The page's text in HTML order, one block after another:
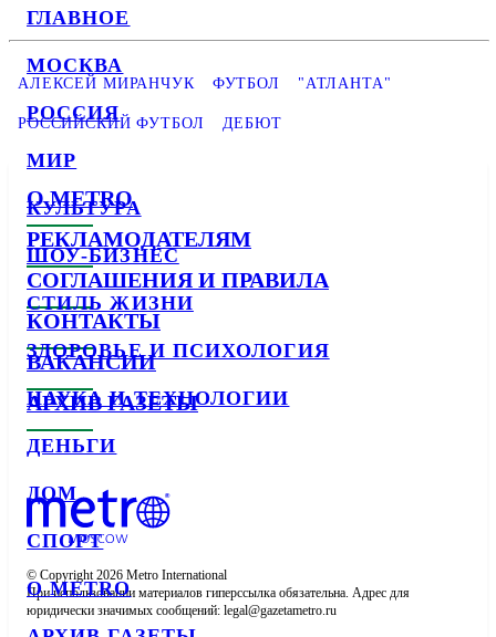
ГЛАВНОЕ
МОСКВА
РОССИЯ
МИР
КУЛЬТУРА
ШОУ-БИЗНЕС
СТИЛЬ ЖИЗНИ
ЗДОРОВЬЕ И ПСИХОЛОГИЯ
НАУКА И ТЕХНОЛОГИИ
ДЕНЬГИ
ДОМ
СПОРТ
О METRO
АЛЕКСЕЙ МИРАНЧУК ФУТБОЛ "АТЛАНТА"
РОССИЙСКИЙ ФУТБОЛ ДЕБЮТ
О METRO
РЕКЛАМОДАТЕЛЯМ
СОГЛАШЕНИЯ И ПРАВИЛА
КОНТАКТЫ
ВАКАНСИИ
АРХИВ ГАЗЕТЫ
© Copyright 2026 Metro International
При использовании материалов гиперссылка обязательна. Адрес для
юридически значимых сообщений: